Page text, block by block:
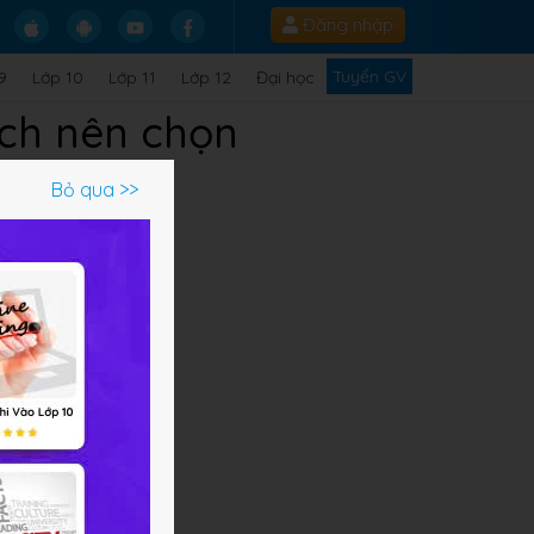
Đăng nhập
Lớp 10 Lớp 11 Lớp 12 Đại học Tuyển GV
nên chọn
Bỏ qua >>